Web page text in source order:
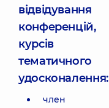
відвідування
конференцій,
курсів
тематичного
удосконалення:
член